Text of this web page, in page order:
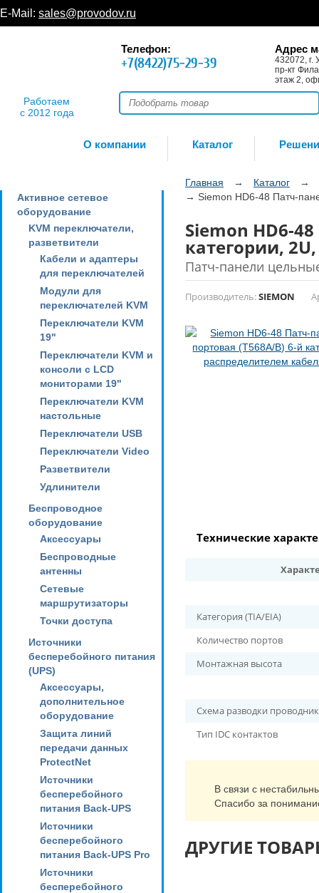
E-Mail: sales@provodov.ru
Работаем
с 2012 года
Телефон:
+7(8422)75-29-39
Адрес
432072, г.
пр-кт
этаж 2,
О компании Каталог
Активное сетевое
оборудование
KVM переключатели,
разветвители
Кабели и адаптеры
для переключателей
Модули для
переключателей KVM
Переключатели KVM
19"
Переключатели KVM и
консоли с LCD
мониторами 19"
Переключатели KVM
настольные
Переключатели USB
Переключатели Video
Разветвители
Удлинители
Беспроводное
оборудование
Аксессуары
Беспроводные
антенны
Сетевые
маршрутизаторы
Точки доступа
Источники
бесперебойного питания
(UPS)
Аксессуары,
дополнительное
оборудование
Защита линий
передачи данных
ProtectNet
Источники
бесперебойного
питания Back-UPS
Источники
бесперебойного
питания Back-UPS Pro
Источники
бесперебойного
Главная → Каталог
→
→ Siemon HD6-48 Патч-
Siemon HD6-
категории,
Патч-панели
Производитель:SIEMON
Технические
Категория (TIA/EIA)
Количество портов
Монтажная высота
Схема разводки
Тип IDC контактов
В связи с
Спасибо за
ДРУГИЕ